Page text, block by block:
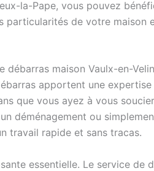
la-Pape, vous pouvez
particularités de votre maison
débarras maison Vaulx-en-
apportent une
que vous ayez à vous
déménagement ou
travail rapide et sans tracas.
essentielle. Le service de